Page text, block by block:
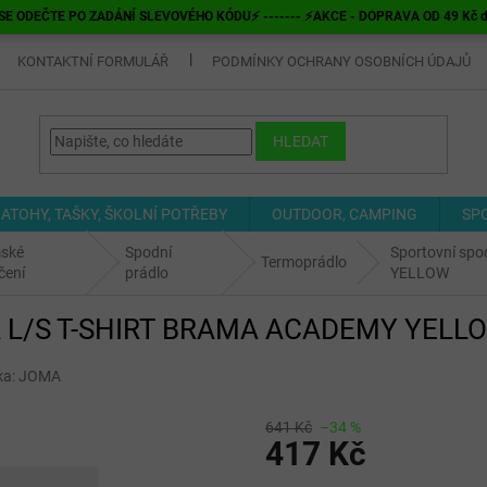
ODEČTE PO ZADÁNÍ SLEVOVÉHO KÓDU⚡ ------- ⚡AKCE - DOPRAVA OD 49
KONTAKTNÍ FORMULÁŘ PODMÍNKY OCHRANY OSOBNÍCH ÚDAJŮ
HLEDAT
TAŠKY, ŠKOLNÍ POTŘEBY OUTDOOR, CAMPING
Spodní
prádlo
Termoprádlo
Sportovní
YELLOW
T-SHIRT BRAMA ACADEMY
JOMA
641 Kč –34 %
417 Kč